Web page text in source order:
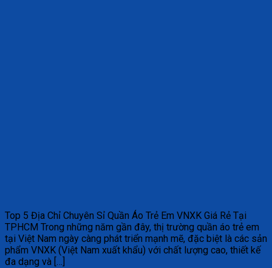
Top 5 Địa Chỉ Chuyên Sỉ Quần Áo Trẻ Em VNXK Giá Rẻ Tại
TPHCM Trong những năm gần đây, thị trường quần áo trẻ em
tại Việt Nam ngày càng phát triển mạnh mẽ, đặc biệt là các sản
phẩm VNXK (Việt Nam xuất khẩu) với chất lượng cao, thiết kế
đa dạng và […]